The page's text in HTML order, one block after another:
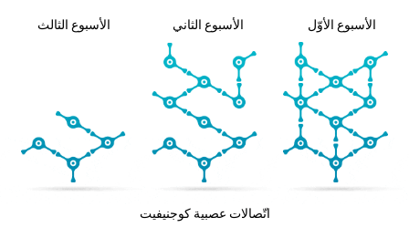
الأسبوع الأوّل الأسبوع الثاني الأسبوع الثالث
اتّصالات عصبية كوجنيفيت